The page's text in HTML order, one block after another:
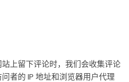
上留下评论时，我们会收集评论
者的 IP 地址和浏览器用户代理